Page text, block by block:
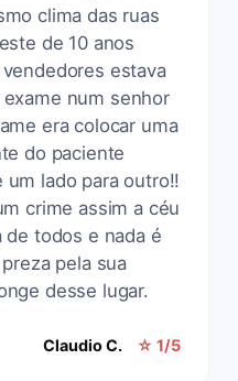
clima das ruas
de 10 anos
estava
num senhor
era colocar uma
do paciente
um lado para outro!!
crime assim a céu
de todos e nada é
pela sua
desse lugar.
Claudio C. ☆ 1/5